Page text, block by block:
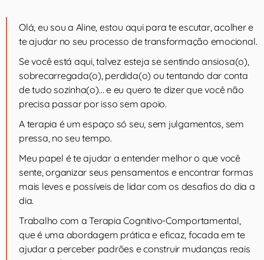
Olá, eu sou a Aline, estou aqui para te escutar, acolher e
te ajudar no seu processo de transformação emocional.
Se você está aqui, talvez esteja se sentindo ansiosa(o),
sobrecarregada(o), perdida(o) ou tentando dar conta
de tudo sozinha(o)… e eu quero te dizer que você não
precisa passar por isso sem apoio.
A terapia é um espaço só seu, sem julgamentos, sem
pressa, no seu tempo.
Meu papel é te ajudar a entender melhor o que você
sente, organizar seus pensamentos e encontrar formas
mais leves e possíveis de lidar com os desafios do dia a
dia.
Trabalho com a Terapia Cognitivo-Comportamental,
que é uma abordagem prática e eficaz, focada em te
ajudar a perceber padrões e construir mudanças reais